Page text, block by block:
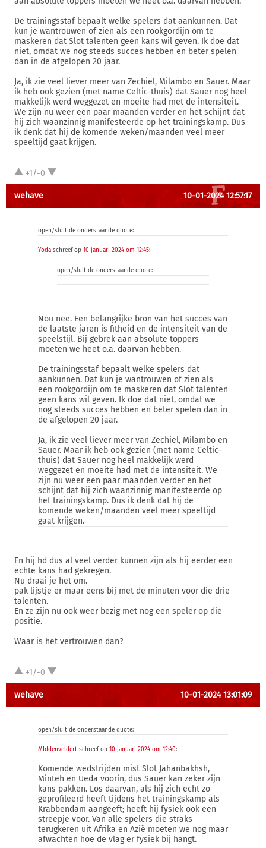
De trainingsstaf bepaalt welke spelers dat aankunnen. Dat
kun je wantrouwen of zien als een rookgordijn om te
maskeren dat Slot talenten geen kans wil geven. Ik doe dat
niet, omdat we nog steeds succes hebben en beter spelen
dan in de afgelopen 20 jaar.
Ja, ik zie veel liever meer van Zechiel, Milambo en Sauer. Maar
ik heb ook gezien (met name Celtic-thuis) dat Sauer nog heel
makkelijk werd weggezet en moeite had met de intensiteit.
We zijn nu weer een paar maanden verder en het schijnt dat
hij zich waanzinnig manifesteerde op het trainingskamp. Dus
ik denk dat hij de komende weken/maanden veel meer
speeltijd gaat krijgen.
+1/-0
wehave 10-01-2024 12:57:17
open/sluit de onderstaande quote:
Yoda schreef op 10 januari 2024 om 12:45:
open/sluit de onderstaande quote:
Nou nee. Een belangrijke bron van het succes van
de laatste jaren is fitheid en de intensiteit van de
speelstijl. Bij gebrek aan absolute toppers
moeten we heet o.a. daarvan hebben.
De trainingsstaf bepaalt welke spelers dat
aankunnen. Dat kun je wantrouwen of zien als
een rookgordijn om te maskeren dat Slot talenten
geen kans wil geven. Ik doe dat niet, omdat we
nog steeds succes hebben en beter spelen dan in
de afgelopen 20 jaar.
Ja, ik zie veel liever meer van Zechiel, Milambo en
Sauer. Maar ik heb ook gezien (met name Celtic-
thuis) dat Sauer nog heel makkelijk werd
weggezet en moeite had met de intensiteit. We
zijn nu weer een paar maanden verder en het
schijnt dat hij zich waanzinnig manifesteerde op
het trainingskamp. Dus ik denk dat hij de
komende weken/maanden veel meer speeltijd
gaat krijgen.
En hij hd dus al veel verder kunnen zijn als hij eerder een
echte kans had gekregen.
Nu draai je het om.
pak lijstje er maar eens bij met de minuten voor die drie
talenten.
En ze zijn nu ook weer bezig met nog een speler op die
positie.
Waar is het vertrouwen dan?
+1/-0
wehave 10-01-2024 13:01:09
open/sluit de onderstaande quote:
MIddenveldert schreef op 10 januari 2024 om 12:40:
Komende wedstrijden mist Slot Jahanbakhsh,
Minteh en Ueda voorin, dus Sauer kan zeker zijn
kans pakken. Los daarvan, als hij zich echt zo
geprofileerd heeft tijdens het trainingskamp als
Krabbendam aangeeft; heeft hij fysiek ook een
streepje voor. Van alle spelers die straks
terugkeren uit Afrika en Azië moeten we nog maar
afwachten hoe de vlag er fysiek bij hangt.